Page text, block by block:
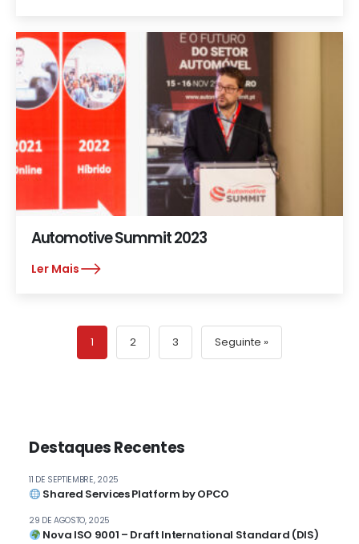
Automotive Summit 2023
Ler Mais
1 2 3 Seguinte »
Destaques Recentes
Shared Services Platform by OPCO
11 DE SEPTIEMBRE, 2025
Nova ISO 9001 – Draft International Standard (DIS)
29 DE AGOSTO, 2025